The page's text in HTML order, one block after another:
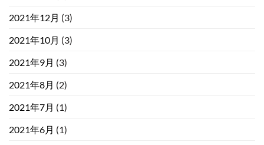
2021年12月 (3)
2021年10月 (3)
2021年9月 (3)
2021年8月 (2)
2021年7月 (1)
2021年6月 (1)